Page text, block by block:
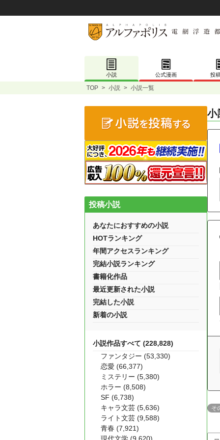
小説 公式漫画 投
TOP > 小説 > 小説一覧
小
そ
投稿小説
あなたにおすすめの小説
HOTランキング
年間アクセスランキング
完結小説ランキング
書籍化作品
最近更新された小説
完結した小説
新着の小説
小説作品すべて (228,828)
ファンタジー (53,330)
恋愛 (66,377)
ミステリー (5,380)
ホラー (8,508)
SF (6,738)
キャラ文芸 (5,636)
ライト文芸 (9,588)
青春 (7,921)